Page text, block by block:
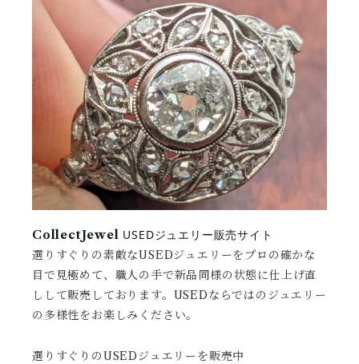
CollectJewel USEDジュエリー販売サイト
選りすぐりの素敵なUSEDジュエリーをプロの確かな
目で見極めて、職人の手で新品同様の状態に仕上げ直
しして販売しております。USEDならではのジュエリー
の多様性をお楽しみください。
選りすぐりのUSEDジュエリーを販売中